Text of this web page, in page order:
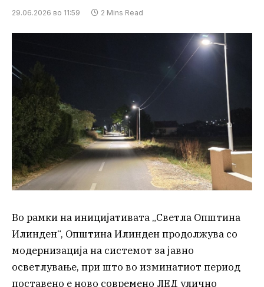
29.06.2026 во 11:59 2 Mins Read
Во рамки на иницијативата „Светла Општина
Илинден“, Општина Илинден продолжува со
модернизација на системот за јавно
осветлување, при што во изминатиот период
поставено е ново современо ЛЕД улично